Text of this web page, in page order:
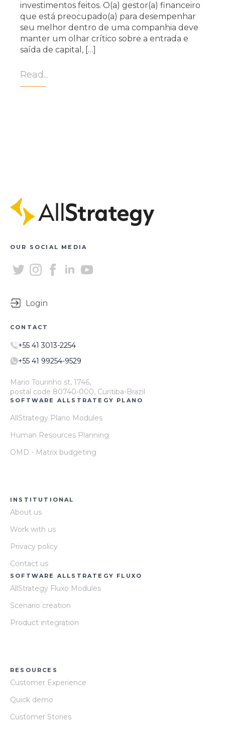
investimentos feitos. O(a) gestor(a) financeiro
que está preocupado(a) para desempenhar
seu melhor dentro de uma companhia deve
manter um olhar crítico sobre a entrada e
saída de capital, […]
Read...
OUR SOCIAL MEDIA
Login
CONTACT
+55 41 3013-2254
+55 41 99254-9529
Mario Tourinho st, 1746,
postal code 80740-000, Curitiba-Brazil
SOFTWARE ALLSTRATEGY PLANO
AllStrategy Plano Modules
Human Resources Planning
OMD - Matrix budgeting
INSTITUTIONAL
About us
Work with us
Privacy policy
Contact us
SOFTWARE ALLSTRATEGY FLUXO
AllStrategy Fluxo Modules
Scenario creation
Product integration
RESOURCES
Customer Experience
Quick demo
Customer Stories